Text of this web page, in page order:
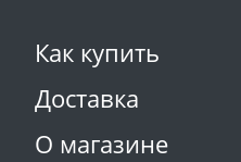
Как купить
Доставка
О магазине